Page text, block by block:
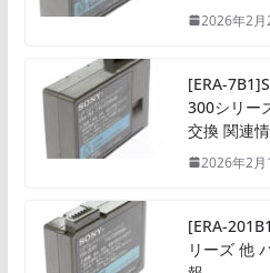
2026年2月
[ERA-
300シリー
交換 関連
2026年2月
[ERA-
リーズ 他